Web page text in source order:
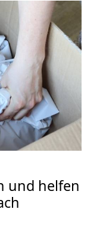
und helfen